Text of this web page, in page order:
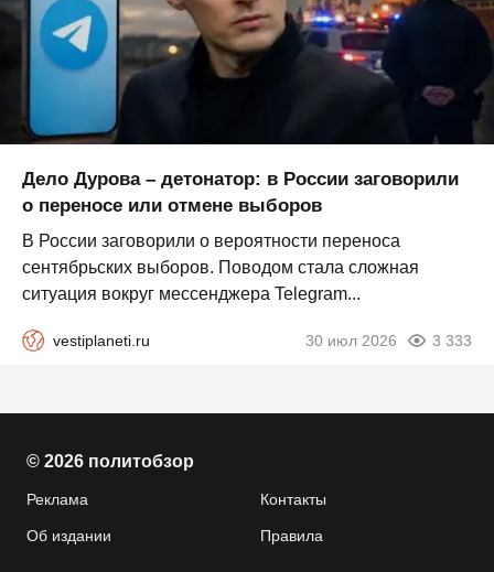
Дело Дурова – детонатор: в России заговорили
о переносе или отмене выборов
В России заговорили о вероятности переноса
сентябрьских выборов. Поводом стала сложная
ситуация вокруг мессенджера Telegram...
vestiplaneti.ru 30 июл 2026 3 333
© 2026 политобзор
Реклама Контакты
Об издании Правила